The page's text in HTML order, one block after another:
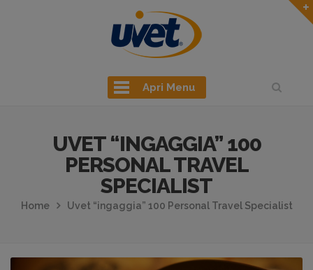
Apri Menu
UVET “INGAGGIA” 100
PERSONAL TRAVEL
SPECIALIST
Home Uvet “ingaggia” 100 Personal Travel Specialist